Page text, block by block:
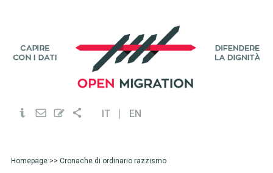
IT EN
Homepage>> Cronache di ordinario razzismo